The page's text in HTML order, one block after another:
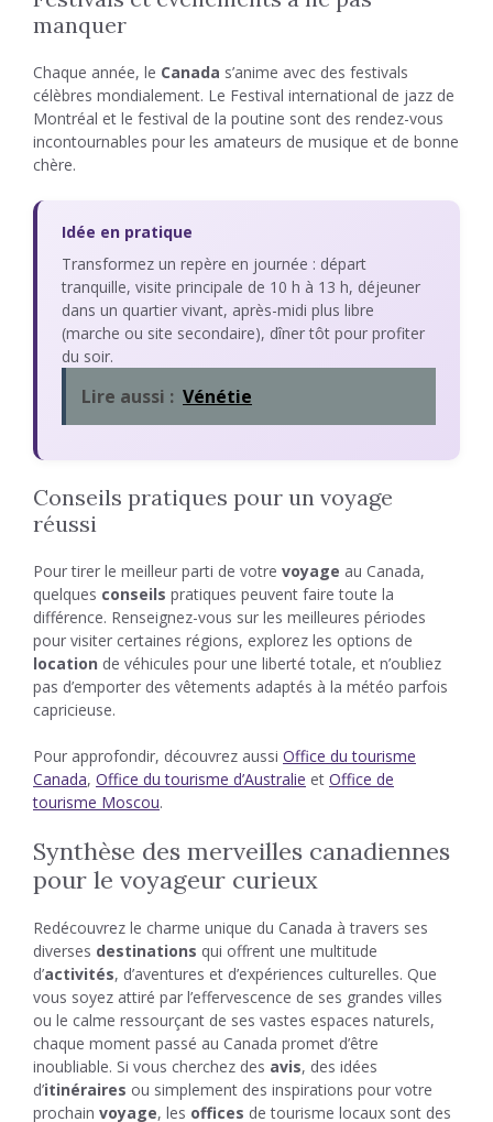
manquer
Chaque année, le Canada s’anime avec des festivals
célèbres mondialement. Le Festival international de jazz de
Montréal et le festival de la poutine sont des rendez-vous
incontournables pour les amateurs de musique et de bonne
chère.
Idée en pratique
Transformez un repère en journée : départ
tranquille, visite principale de 10 h à 13 h, déjeuner
dans un quartier vivant, après-midi plus libre
(marche ou site secondaire), dîner tôt pour profiter
du soir.
Lire aussi : Vénétie
Conseils pratiques pour un voyage
réussi
Pour tirer le meilleur parti de votre voyage au Canada,
quelques conseils pratiques peuvent faire toute la
différence. Renseignez-vous sur les meilleures périodes
pour visiter certaines régions, explorez les options de
location de véhicules pour une liberté totale, et n’oubliez
pas d’emporter des vêtements adaptés à la météo parfois
capricieuse.
Pour approfondir, découvrez aussi Office du tourisme
Canada, Office du tourisme d’Australie et Office de
tourisme Moscou.
Synthèse des merveilles canadiennes
pour le voyageur curieux
Redécouvrez le charme unique du Canada à travers ses
diverses destinations qui offrent une multitude
d’activités, d’aventures et d’expériences culturelles. Que
vous soyez attiré par l’effervescence de ses grandes villes
ou le calme ressourçant de ses vastes espaces naturels,
chaque moment passé au Canada promet d’être
inoubliable. Si vous cherchez des avis, des idées
d’itinéraires ou simplement des inspirations pour votre
prochain voyage, les offices de tourisme locaux sont des